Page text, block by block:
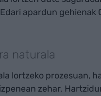
apardun gehienak
naturala
lortzeko prozesuan,
zehar.